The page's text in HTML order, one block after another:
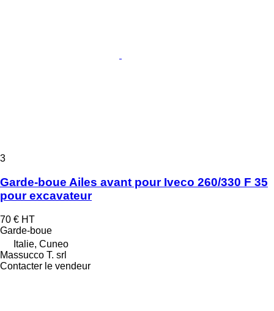
3
Garde-boue Ailes avant pour Iveco 260/330 F 35
pour excavateur
70 € HT
Garde-boue
Italie, Cuneo
Massucco T. srl
Contacter le vendeur